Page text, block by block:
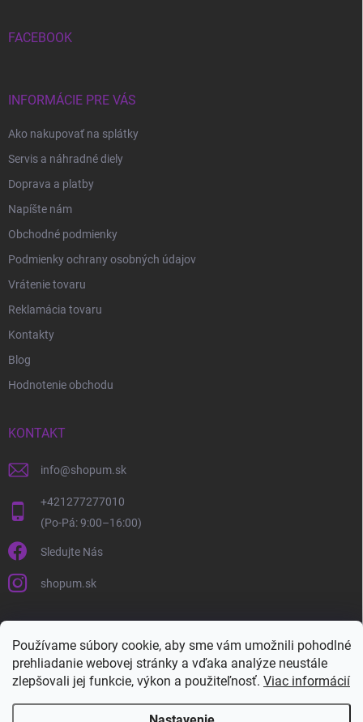
Používame súbory cookie, aby sme vám umožnili pohodlné
prehliadanie webovej stránky a vďaka analýze neustále
zlepšovali jej funkcie, výkon a použiteľnosť. Viac informácií
FACEBOOK
INFORMÁCIE PRE VÁS
Ako nakupovať na splátky
Servis a náhradné diely
Doprava a platby
Napíšte nám
Obchodné podmienky
Podmienky ochrany osobných údajov
Vrátenie tovaru
Reklamácia tovaru
Kontakty
Blog
Hodnotenie obchodu
KONTAKT
info@shopum.sk
+421277277010
Sledujte Nás
shopum.sk